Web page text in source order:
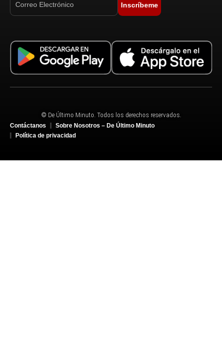
Inscríbeme
© De Último Minuto. Todos los derechos reservados.
Contáctanos
Sobre Nosotros – De Último Minuto
Política de privacidad